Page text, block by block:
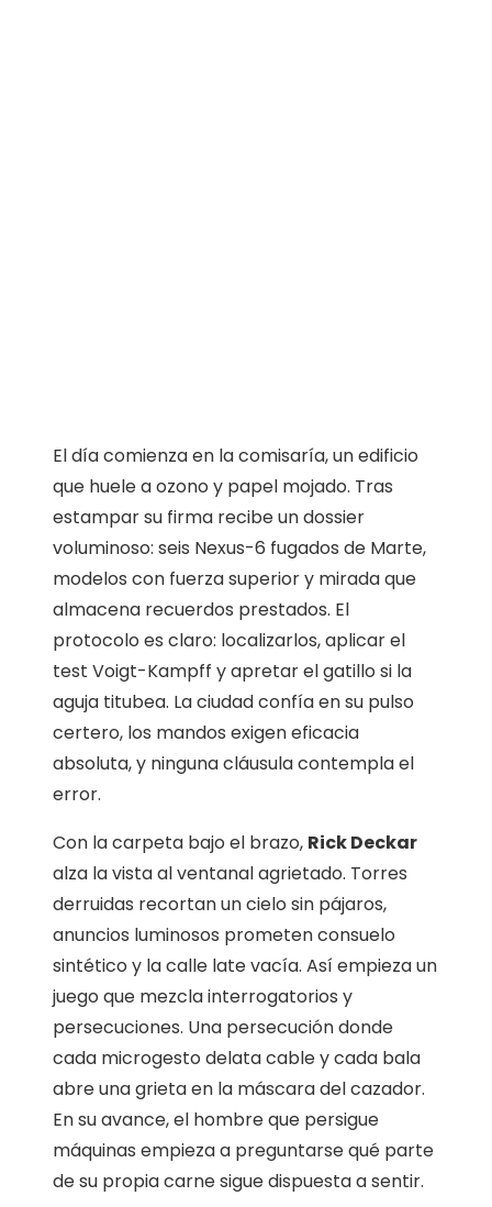
El día comienza en la comisaría, un edificio
que huele a ozono y papel mojado. Tras
estampar su firma recibe un dossier
voluminoso: seis Nexus-6 fugados de Marte,
modelos con fuerza superior y mirada que
almacena recuerdos prestados. El
protocolo es claro: localizarlos, aplicar el
test Voigt-Kampff y apretar el gatillo si la
aguja titubea. La ciudad confía en su pulso
certero, los mandos exigen eficacia
absoluta, y ninguna cláusula contempla el
error.
Con la carpeta bajo el brazo, Rick Deckar
alza la vista al ventanal agrietado. Torres
derruidas recortan un cielo sin pájaros,
anuncios luminosos prometen consuelo
sintético y la calle late vacía. Así empieza un
juego que mezcla interrogatorios y
persecuciones. Una persecución donde
cada microgesto delata cable y cada bala
abre una grieta en la máscara del cazador.
En su avance, el hombre que persigue
máquinas empieza a preguntarse qué parte
de su propia carne sigue dispuesta a sentir.